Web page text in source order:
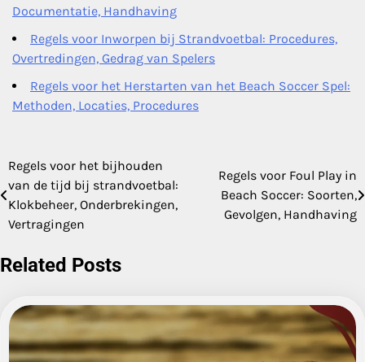
Documentatie, Handhaving
Regels voor Inworpen bij Strandvoetbal: Procedures,
Overtredingen, Gedrag van Spelers
Regels voor het Herstarten van het Beach Soccer Spel:
Methoden, Locaties, Procedures
Post
navigation
Regels voor het bijhouden
van de tijd bij strandvoetbal:
Klokbeheer, Onderbrekingen,
Vertragingen
Regels voor Foul Play in
Beach Soccer: Soorten,
Gevolgen, Handhaving
Related Posts